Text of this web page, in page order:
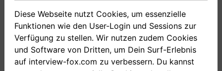
+ Neue Antwort aufnehmen
Diese Webseite nutzt Cookies, um essenzielle
Funktionen wie den User-Login und Sessions zur
Verfügung zu stellen. Wir nutzen zudem Cookies
und Software von Dritten, um Dein Surf-Erlebnis
auf interview-fox.com zu verbessern. Du kannst